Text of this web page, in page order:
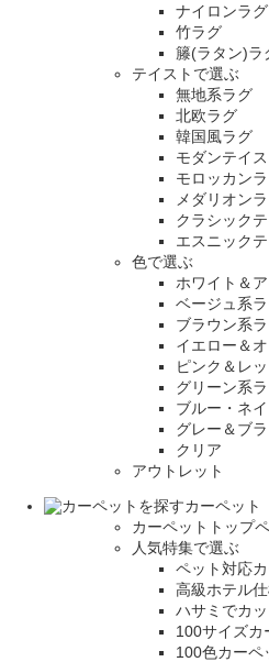
ナイロンラグ
竹ラグ
籐(ラタン)ラ
テイストで選ぶ
無地系ラグ
北欧ラグ
韓国風ラグ
モダンテイ
モロッカン
メダリオン
クラシック
エスニック
色で選ぶ
ホワイト＆
ベージュ系
ブラウン系
イエロー＆
ピンク＆レ
グリーン系
ブルー・ネ
グレー＆ブ
クリア
アウトレット
カーペット
カーペットトップ
人気特集で選ぶ
ペット対応
高級ホテル
ハサミでカ
100サイズカ
100色カーペ